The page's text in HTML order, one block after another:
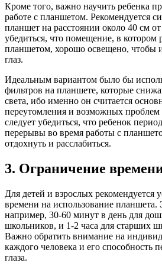
Кроме того, важно научить ребенка
работе с планшетом. Рекомендуется
планшет на расстоянии около 40 см
убедиться, что помещение, в котором
планшетом, хорошо освещено, чтобы
глаз.
Идеальным вариантом было бы
фильтров на планшете, которые
света, ибо именно он считается
переутомления и возможных проблем
следует убедиться, что ребенок
перерывы во время работы с
отдохнуть и расслабиться.
3. Ограничение
Для детей и взрослых рекомендуется
времени на использование
например, 30-60 минут в день для
школьников, и 1-2 часа для старших
Важно обратить внимание на
каждого человека и его способность
глаза.